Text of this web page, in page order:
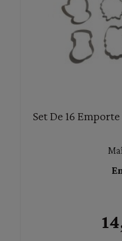
Set De 16